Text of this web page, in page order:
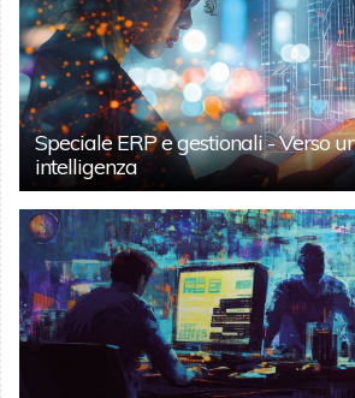
Speciale ERP e gestionali - Verso
intelligenza